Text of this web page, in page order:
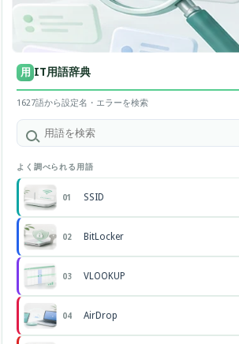
用 IT用語辞典
1627語から設定名・エラーを検索
よく調べられる用語
01 SSID
02 BitLocker
03 VLOOKUP
04 AirDrop